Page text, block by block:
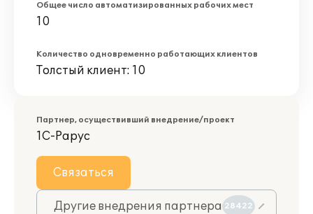
Общее число автоматизированных рабочих мест
10
Количество одновременно работающих клиентов
Толстый клиент: 10
Партнер, осуществивший внедрение/проект
1С-Рарус
Связаться
Другие внедрения партнера 28422